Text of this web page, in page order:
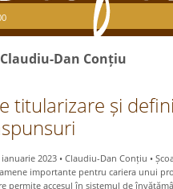
Dan Conțiu
titularizare și
ianuarie 2023 • Claudiu-Dan Conțiu •
importante pentru cariera unui
permite accesul în sistemul de